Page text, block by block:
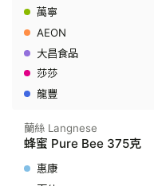
蘭絲 Langnese
蜂蜜 Pure Bee 375克